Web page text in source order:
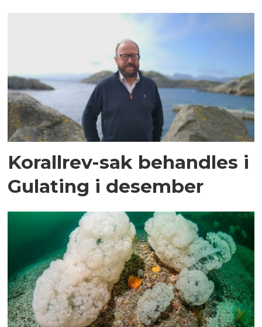
Korallrev-sak behandles i
Gulating i desember